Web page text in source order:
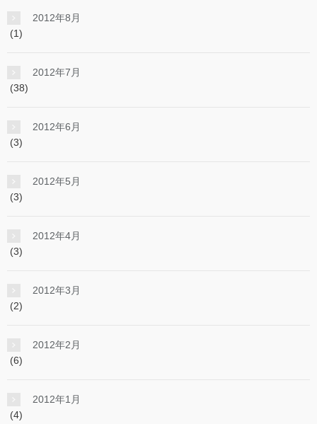
2012年8月
(1)
2012年7月
(38)
2012年6月
(3)
2012年5月
(3)
2012年4月
(3)
2012年3月
(2)
2012年2月
(6)
2012年1月
(4)